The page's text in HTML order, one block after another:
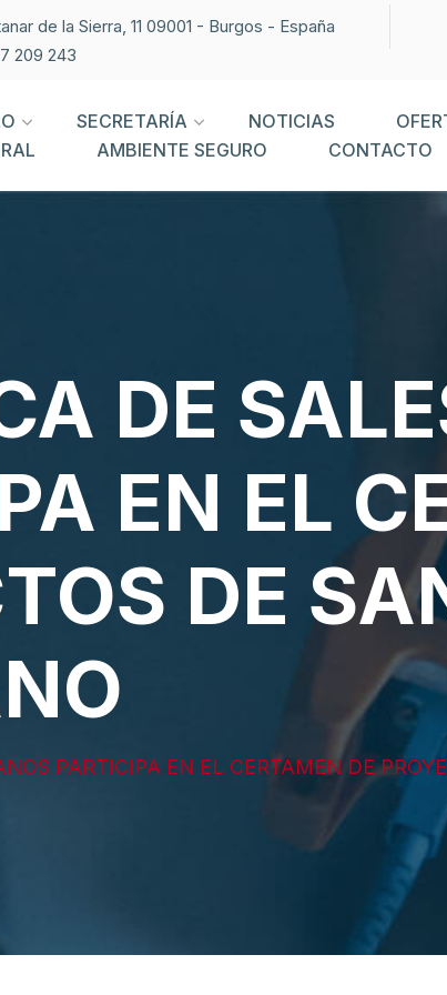
de la Sierra, 11 09001 - Burgos - España
209 243
SECRETARÍA NOTICIAS
AMBIENTE SEGURO CONTACTO
DE
EN EL
DE
PARTICIPA EN EL CERTAMEN DE